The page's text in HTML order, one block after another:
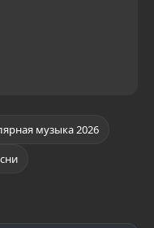
музыка 2026